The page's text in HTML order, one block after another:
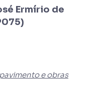
Ermírio de
e obras